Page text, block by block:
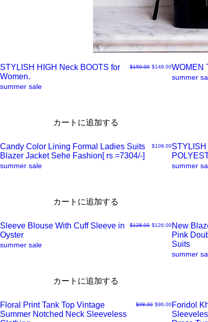
ク
ク
ー
STYLISH HIGH Neck BOOTS for
Women.
通常価格
$150.00 セール価格
$148.00
summer sale
カートに追加する
ク
ク
ー
WOMEN
summer
ク
ク
ー
Candy Color Lining Formal Ladies Suits
Blazer Jacket Sehe Fashion[ rs =7304/-]
価格
$108.00
summer sale
カートに追加する
ク
ク
ビ
ー
summer
ク
ク
Sleeve Blouse With Cuff Sleeve in
Oyster
通常価格
$128.00 セール価格
$126.00
summer sale
カートに追加する
ク
ク
New
Pink
Suits
summer
ク
Floral Print Tank Top Vintage
Summer Notched Neck Sleeveless
通常価格
$98.00 セール価格
$96.00
ク
Foridol